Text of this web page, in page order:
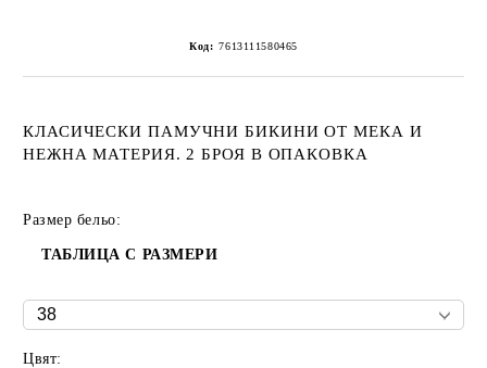
Код: 7613111580465
КЛАСИЧЕСКИ ПАМУЧНИ БИКИНИ ОТ МЕКА И
НЕЖНА МАТЕРИЯ. 2 БРОЯ В ОПАКОВКА
Размер бельо:
ТАБЛИЦА С РАЗМЕРИ
Цвят: